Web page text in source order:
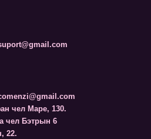
чел Маре, 130.
чел Бэтрын 6
22.